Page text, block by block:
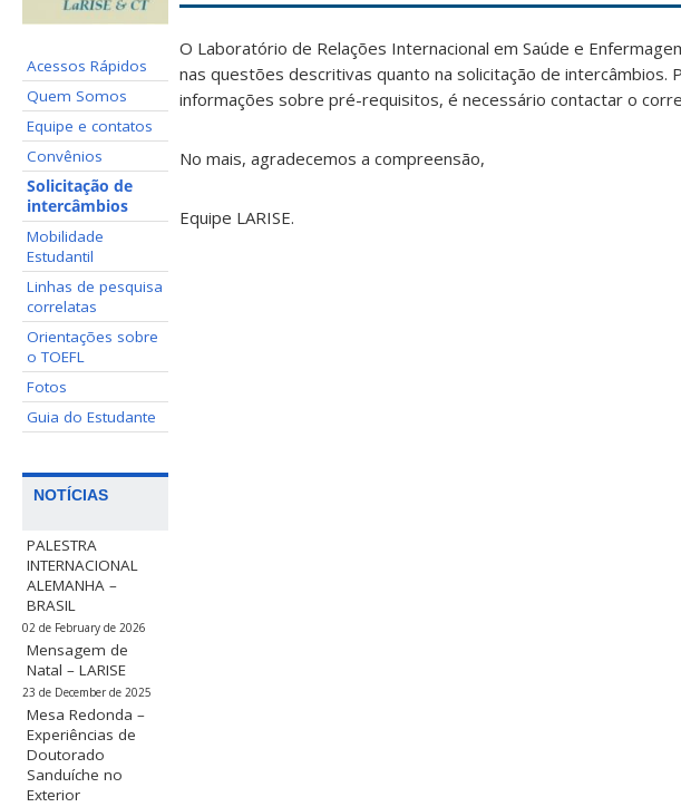
Acessos Rápidos
Quem Somos
Equipe e contatos
Convênios
Solicitação de
intercâmbios
Mobilidade
Estudantil
Linhas de pesquisa
correlatas
Orientações sobre
o TOEFL
Fotos
Guia do Estudante
NOTÍCIAS
PALESTRA
INTERNACIONAL
ALEMANHA –
BRASIL
02 de February de 2026
Mensagem de
Natal – LARISE
23 de December de 2025
Mesa Redonda –
Experiências de
Doutorado
Sanduíche no
Exterior
O Laboratório de Relações Internacional em Saúde e
nas questões descritivas quanto na solicitação de
informações sobre pré-requisitos, é necessário contactar o
No mais, agradecemos a compreensão,
Equipe LARISE.